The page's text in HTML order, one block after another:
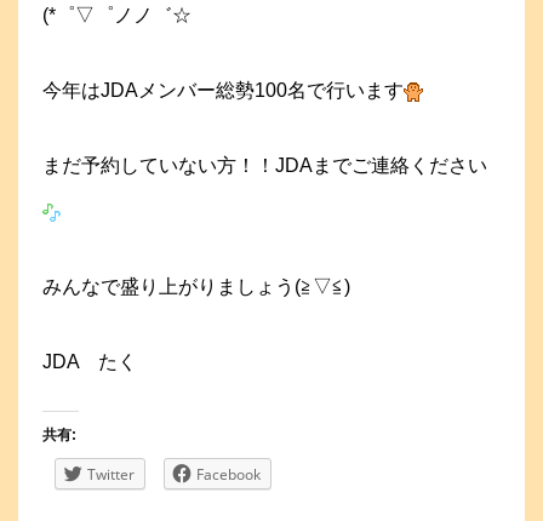
(*゜▽゜ノノ゛☆
今年はJDAメンバー総勢100名で行います
まだ予約していない方！！ JDAまでご連絡ください
みんなで盛り上がりましょう(≧▽≦)
JDA たく
共有:
Twitter Facebook